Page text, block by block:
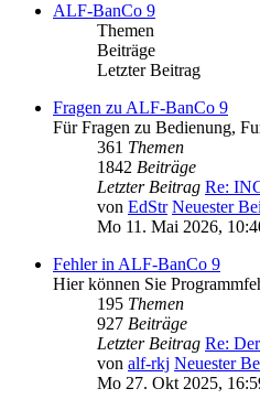
ALF-BanCo 9
Themen
Beiträge
Letzter Beitrag
Fragen zu ALF-BanCo 9
Für Fragen zu Bedienung,
361 Themen
1842 Beiträge
Letzter Beitrag Re:
von EdStr Neuester
Mo 11. Mai 2026,
Fehler in ALF-BanCo 9
Hier können Sie
195 Themen
927 Beiträge
Letzter Beitrag Re:
von alf-rkj Neuester
Mo 27. Okt 2025,